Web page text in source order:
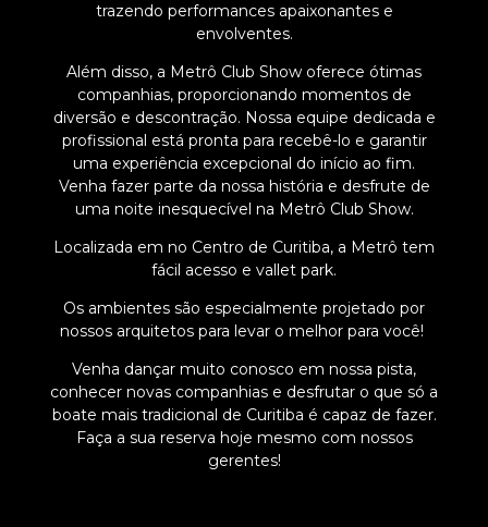
trazendo performances apaixonantes e
envolventes.
Além disso, a Metrô Club Show oferece ótimas
companhias, proporcionando momentos de
diversão e descontração. Nossa equipe dedicada e
profissional está pronta para recebê-lo e garantir
uma experiência excepcional do início ao fim.
Venha fazer parte da nossa história e desfrute de
uma noite inesquecível na Metrô Club Show.
Localizada em no Centro de Curitiba, a Metrô tem
fácil acesso e vallet park.
Os ambientes são especialmente projetado por
nossos arquitetos para levar o melhor para você!
Venha dançar muito conosco em nossa pista,
conhecer novas companhias e desfrutar o que só a
boate mais tradicional de Curitiba é capaz de fazer.
Faça a sua reserva hoje mesmo com nossos
gerentes!